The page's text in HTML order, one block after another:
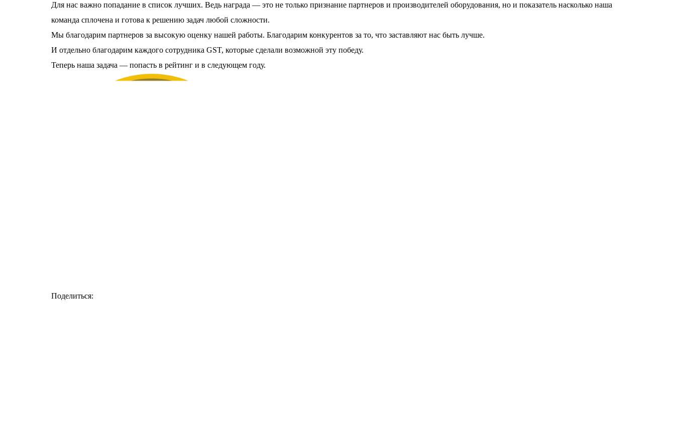
Для нас важно попадание в список лучших. Ведь награда ­— это не только признание партнеров и производителей оборудования, но и показатель насколько наша
команда сплочена и готова к решению задач любой сложности.
Мы благодарим партнеров за высокую оценку нашей работы. Благодарим конкурентов за то, что заставляют нас быть лучше.
И отдельно благодарим каждого сотрудника GST, которые сделали возможной эту победу.
Теперь наша задача — попасть в рейтинг и в следующем году.
Поделиться: